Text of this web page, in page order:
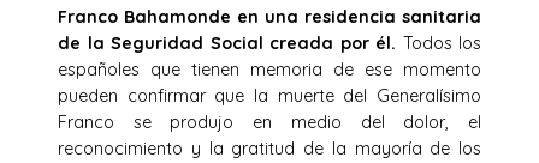
Franco Bahamonde en una residencia sanitaria
de la Seguridad Social creada por él. Todos los
españoles que tienen memoria de ese momento
pueden confirmar que la muerte del Generalísimo
Franco se produjo en medio del dolor, el
reconocimiento y la gratitud de la mayoría de los